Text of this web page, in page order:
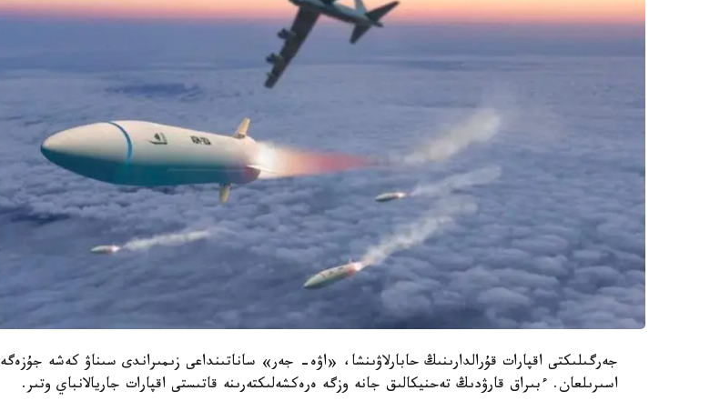
جەرگىلىكتى اقپارات قۇرالدارىنىڭ حابارلاۋىنشا، «اۋە- جەر» ساناتىنداعى زىمىراندى سىناۋ كەشە جۇزەگە
اسىرىلعان. ءبىراق قارۋدىڭ تەحنيكالىق جانە وزگە ەرەكشەلىكتەرىنە قاتىستى اقپارات جاريالانباي وتىر.